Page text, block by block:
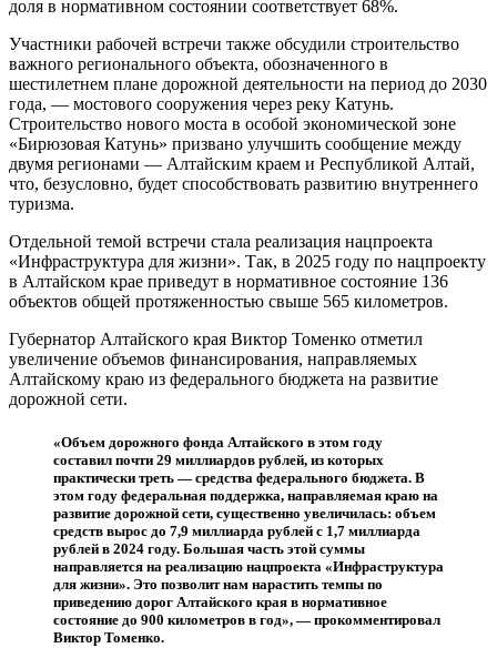
доля в нормативном состоянии соответствует 68%.
Участники рабочей встречи также обсудили строительство
важного регионального объекта, обозначенного в
шестилетнем плане дорожной деятельности на период до 2030
года, — мостового сооружения через реку Катунь.
Строительство нового моста в особой экономической зоне
«Бирюзовая Катунь» призвано улучшить сообщение между
двумя регионами — Алтайским краем и Республикой Алтай,
что, безусловно, будет способствовать развитию внутреннего
туризма.
Отдельной темой встречи стала реализация нацпроекта
«Инфраструктура для жизни». Так, в 2025 году по нацпроекту
в Алтайском крае приведут в нормативное состояние 136
объектов общей протяженностью свыше 565 километров.
Губернатор Алтайского края Виктор Томенко отметил
увеличение объемов финансирования, направляемых
Алтайскому краю из федерального бюджета на развитие
дорожной сети.
«Объем дорожного фонда Алтайского в этом году
составил почти 29 миллиардов рублей, из которых
практически треть — средства федерального бюджета. В
этом году федеральная поддержка, направляемая краю на
развитие дорожной сети, существенно увеличилась: объем
средств вырос до 7,9 миллиарда рублей с 1,7 миллиарда
рублей в 2024 году. Большая часть этой суммы
направляется на реализацию нацпроекта «Инфраструктура
для жизни». Это позволит нам нарастить темпы по
приведению дорог Алтайского края в нормативное
состояние до 900 километров в год», — прокомментировал
Виктор Томенко.